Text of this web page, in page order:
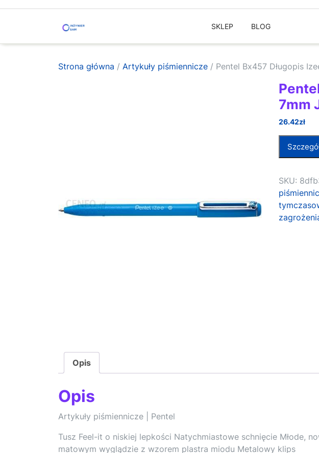
SKLEP BLOG
Strona główna / Artykuły piśmiennicze / Pentel Bx457 Długopis
7mm
26.42zł
SKU:
Opis
Opis
Artykuły piśmiennicze | Pentel
Tusz Feel-it o niskiej lepkości Natychmiastowe schnięcie Młode,
matowym wyglądzie z wzorem plastra miodu Metalowy klips